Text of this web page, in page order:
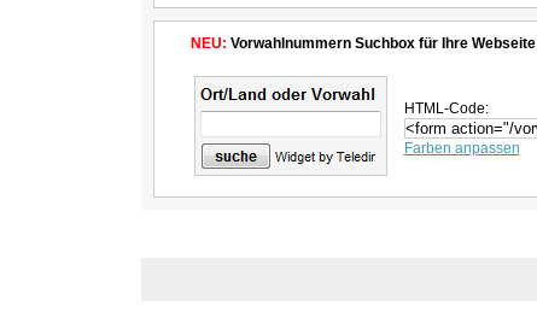
NEU: Vorwahlnummern Suchbox für Ihre Webseite
HTML-Code:
Farben anpassen